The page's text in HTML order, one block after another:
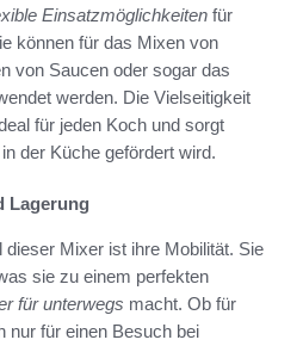
Einsatzmöglichkeiten für
können für das Mixen von
von Saucen oder sogar das
werden. Die Vielseitigkeit
für jeden Koch und sorgt
der Küche gefördert wird.
Lagerung
dieser Mixer ist ihre Mobilität. Sie
sie zu einem perfekten
für unterwegs macht. Ob für
nur für einen Besuch bei